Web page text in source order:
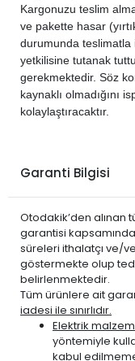
Kargonuzu teslim
ve pakette hasar
durumunda
yetkilisine tutanak
gerekmektedir. Söz
kaynaklı olmadığını
kolaylaştıracaktır.
Garanti Bilgisi
Otodakik’den alınan
garantisi
süreleri ithalatçı ve/
göstermekte olup
belirlenmektedir.
Tüm ürünlere ait
iadesi ile sınırlıdır.
Elektrik
yöntemiyle
kabul